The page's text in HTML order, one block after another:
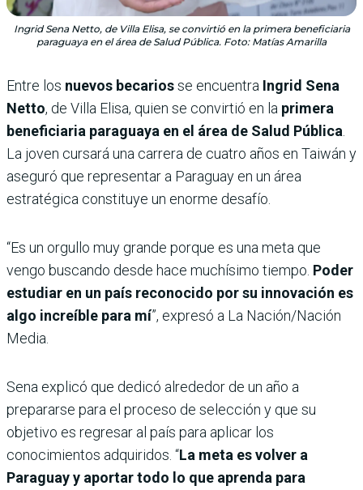
Ingrid Sena Netto, de Villa Elisa, se convirtió en la primera beneficiaria
paraguaya en el área de Salud Pública. Foto: Matías Amarilla
Entre los nuevos becariosse encuentra Ingrid Sena
Netto, de Villa Elisa, quien se convirtió en la primera
beneficiaria paraguaya en el área de Salud Pública
La joven cursará una carrera de cuatro años en Taiwán y
aseguró que representar a Paraguay en un área
estratégica constituye un enorme desafío.
“Es un orgullo muy grande porque es una meta que
vengo buscando desde hace muchísimo tiempo. Poder
estudiar en un país reconocido por su innovación es
algo increíble para mí”, expresó a La Nación/Nación
Media.
Sena explicó que dedicó alrededor de un año a
prepararse para el proceso de selección y que su
objetivo es regresar al país para aplicar los
conocimientos adquiridos. “La meta es volver a
Paraguay y aportar todo lo que aprenda para